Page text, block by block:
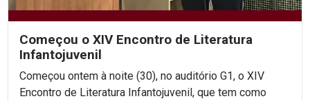
Começou o XIV Encontro de Literatura
Infantojuvenil
Começou ontem à noite (30), no auditório G1, o XIV
Encontro de Literatura Infantojuvenil, que tem como